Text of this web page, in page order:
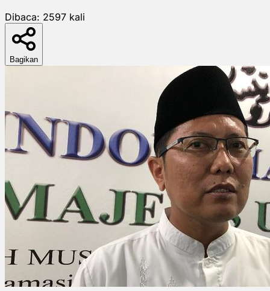
Dibaca: 2597 kali
Bagikan